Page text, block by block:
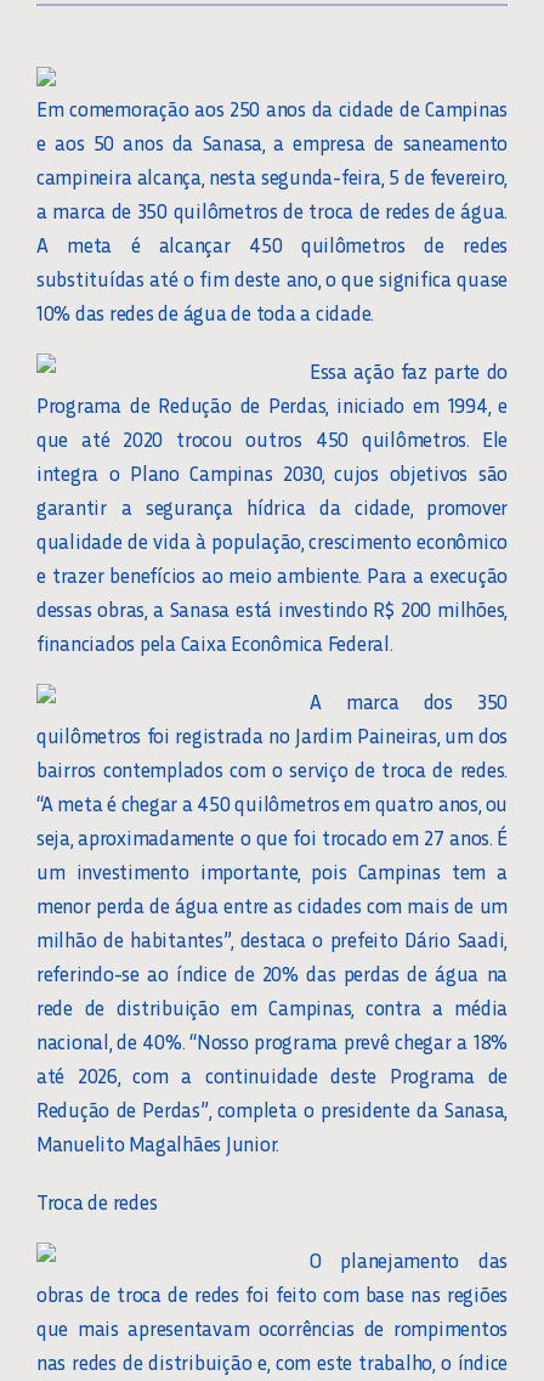
Em comemoração aos 250 anos da cidade de Campinas
e aos 50 anos da Sanasa, a empresa de saneamento
campineira alcança, nesta segunda-feira, 5 de fevereiro,
a marca de 350 quilômetros de troca de redes de água.
A meta é alcançar 450 quilômetros de redes
substituídas até o fim deste ano, o que significa quase
10% das redes de água de toda a cidade.
Essa ação faz parte do
Programa de Redução de Perdas, iniciado em 1994, e
que até 2020 trocou outros 450 quilômetros. Ele
integra o Plano Campinas 2030, cujos objetivos são
garantir a segurança hídrica da cidade, promover
qualidade de vida à população, crescimento econômico
e trazer benefícios ao meio ambiente. Para a execução
dessas obras, a Sanasa está investindo R$ 200 milhões,
financiados pela Caixa Econômica Federal.
A marca dos 350
quilômetros foi registrada no Jardim Paineiras, um dos
bairros contemplados com o serviço de troca de redes.
“A meta é chegar a 450 quilômetros em quatro anos, ou
seja, aproximadamente o que foi trocado em 27 anos. É
um investimento importante, pois Campinas tem a
menor perda de água entre as cidades com mais de um
milhão de habitantes”, destaca o prefeito Dário Saadi,
referindo-se ao índice de 20% das perdas de água na
rede de distribuição em Campinas, contra a média
nacional, de 40%. “Nosso programa prevê chegar a 18%
até 2026, com a continuidade deste Programa de
Redução de Perdas”, completa o presidente da Sanasa,
Manuelito Magalhães Junior.
Troca de redes
O planejamento das
obras de troca de redes foi feito com base nas regiões
que mais apresentavam ocorrências de rompimentos
nas redes de distribuição e, com este trabalho, o índice